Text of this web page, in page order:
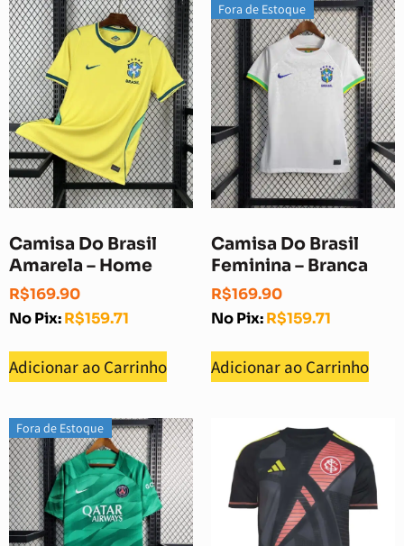
Camisa Do Brasil
Amarela – Home
R$169.90
No Pix:R$159.71
Adicionar ao Carrinho
Fora de Estoque
Camisa Do Brasil
Feminina – Branca
R$169.90
No Pix:R$159.71
Adicionar ao Carrinho
Fora de Estoque